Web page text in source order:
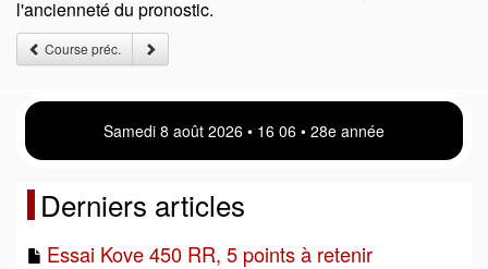
l'ancienneté du pronostic.
Course préc.
Samedi 8 août 2026 • 16:07 • 28e année
Derniers articles
Essai Kove 450 RR, 5 points à retenir